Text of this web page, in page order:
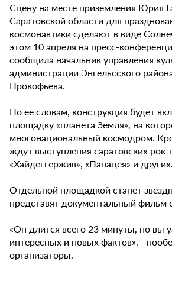
Сцену на месте приземления Юрия
Саратовской области для
космонавтики сделают в виде
этом 10 апреля на пресс-
сообщила начальник управления
администрации Энгельсского
Прокофьева.
По ее словам, конструкция будет
площадку «планета Земля», на
многонациональный космодром.
ждут выступления саратовских рок-
«Хайдеггержив», «Панацея» и других.
Отдельной площадкой станет
представят документальный фильм
«Он длится всего 23 минуты, но вы
интересных и новых фактов», -
организаторы.